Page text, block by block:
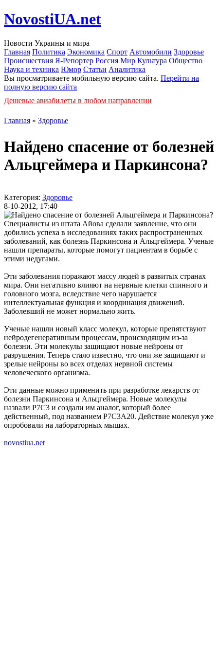
NovostiUA.net
Новости Украины и мира
Главная Политика Экономика Спорт Автомобили Здоровье
Происшествия Я-Репортер Россия Мир Культура Общество
Наука и техника Юмор Статьи Аналитика
Вы просматриваете мобильную версию сайта. Перейти на
полную версию сайта
Дешевые авиабилеты в любом направлении
Главная » Здоровье
Найдено спасение от болезней
Альцгеймера и Паркинсона?
Категория: Здоровье
8-10-2012, 17:40
Специалисты из штата Айова сделали заявление, что они
добились успеха в исследованиях таких распространенных
заболеваний, как болезнь Паркинсона и Альцгеймера. Ученые
нашли препараты, которые помогут пациентам в борьбе с
этими недугами.
Эти заболевания поражают массу людей в развитых странах
мира. Они негативно влияют на нервные клетки спинного и
головного мозга, вследствие чего нарушается
интеллектуальная функция и координация движений.
Заболевший не может нормально жить.
Ученые нашли новый класс молекул, которые препятствуют
нейродегенеративным процессам, происходящим из-за
болезни. Эти молекулы защищают новые нейроны от
разрушения. Теперь стало известно, что они же защищают и
зрелые нейроны во всех отделах нервной системы
человеческого организма.
Эти данные можно применить при разработке лекарств от
болезни Паркинсона и Альцгеймера. Новые молекулы
назвали P7C3 и создали им аналог, который более
действенный, под названием P7C3A20. Действие молекул уже
опробовали на лабораторных мышах.
novostiua.net